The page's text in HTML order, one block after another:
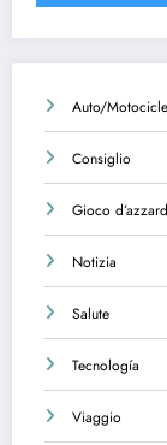
Auto/
Consiglio
Gioco
Notizia
Salute
Tecnología
Viaggio